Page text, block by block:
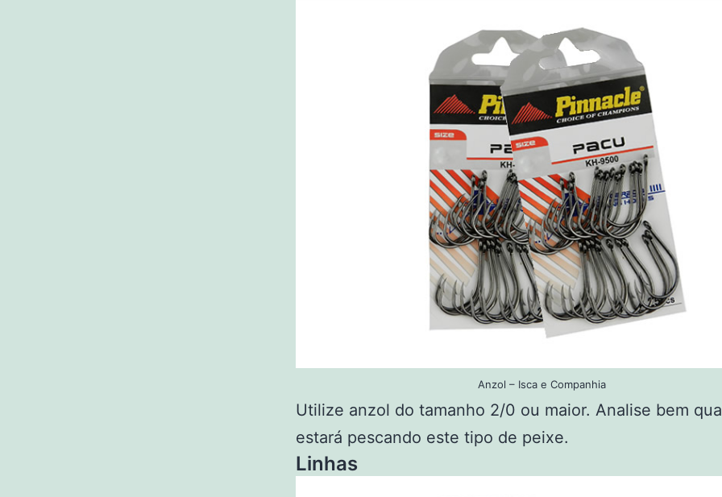
Anzol – Isca e Companhia
Utilize anzol do tamanho 2/0 ou maior. Analise bem
estará pescando este tipo de peixe.
Linhas